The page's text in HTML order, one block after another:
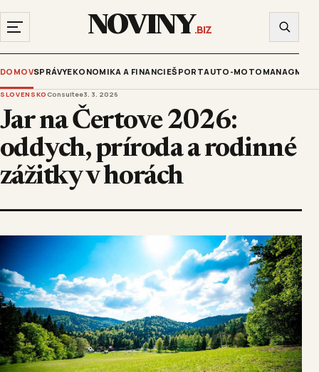
NOVINY.BIZ
DOMOVSPRÁVYEKONOMIKA A FINANCIEŠPORTAUTO-MOTO
SLOVENSKO Consultee3. 3. 2026
Jar na Čertove 2026:
oddych, príroda a rodinné
zážitky v horách